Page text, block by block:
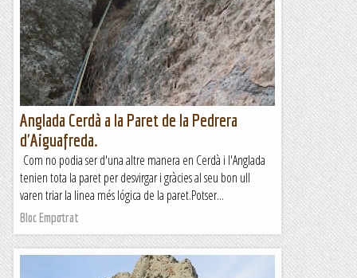
Anglada Cerdà a la Paret de la Pedrera
d'Aiguafreda.
Com no podia ser d'una altre manera en Cerdà i l'Anglada
tenien tota la paret per desvirgar i gràcies al seu bon ull
varen triar la linea més lógica de la paret.Potser...
Bloc Empotrat